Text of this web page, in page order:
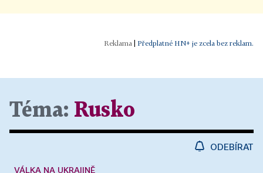
Předplatné HN+ je zcela bez reklam.
Téma: Rusko
ODEBÍRAT
VÁLKA NA UKRAJINĚ